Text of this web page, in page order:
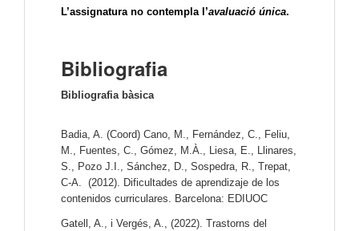
L’assignatura no contempla l’avaluació única.
Bibliografia
Bibliografia bàsica
Badia, A. (Coord) Cano, M., Fernández, C., Feliu,
M., Fuentes, C., Gómez, M.À., Liesa, E., Llinares,
S., Pozo J.I., Sánchez, D., Sospedra, R., Trepat,
C-A.  (2012). Dificultades de aprendizaje de los
contenidos curriculares. Barcelona: EDIUOC
Gatell, A., i Vergés, A., (2022). Trastorns del